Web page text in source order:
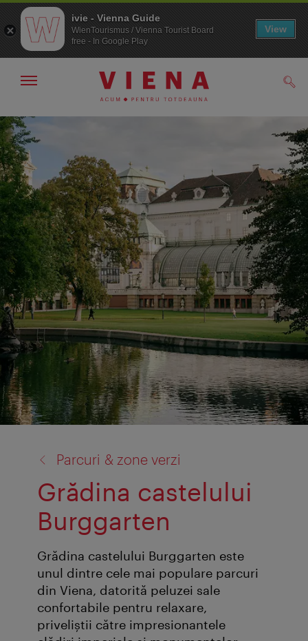
Către
navigare
Către
texte
Arată/ascunde
Parcuri & zone verzi
Grădina castelului
Burggarten
Grădina castelului Burggarten este
unul dintre cele mai populare parcuri
din Viena, datorită peluzei sale
confortabile pentru relaxare,
priveliștii către impresionantele
ivie - Vienna Guide
WienTourismus / Vienna Tourist Board
free - In Google Play
View